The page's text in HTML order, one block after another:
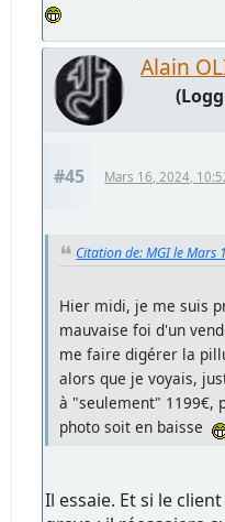
Alain
#45 Mars 16, 2024,
Citation de: MGI le Mars
Hier midi, je me suis
mauvaise foi d'un
me faire digérer la
alors que je voyais,
à "seulement" 1199€,
photo soit en baisse
Il essaie. Et si le